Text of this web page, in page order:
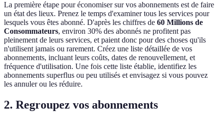
La première étape pour économiser sur vos abonnements est de faire
un état des lieux. Prenez le temps d'examiner tous les services pour
lesquels vous êtes abonné. D'après les chiffres de 60 Millions de
Consommateurs, environ 30% des abonnés ne profitent pas
pleinement de leurs services, et paient donc pour des choses qu'ils
n'utilisent jamais ou rarement. Créez une liste détaillée de vos
abonnements, incluant leurs coûts, dates de renouvellement, et
fréquence d'utilisation. Une fois cette liste établie, identifiez les
abonnements superflus ou peu utilisés et envisagez si vous pouvez
les annuler ou les réduire.
2. Regroupez vos abonnements